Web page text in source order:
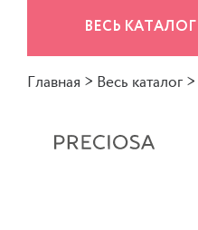
ВЕСЬ КАТАЛОГ
Главная > Весь каталог >